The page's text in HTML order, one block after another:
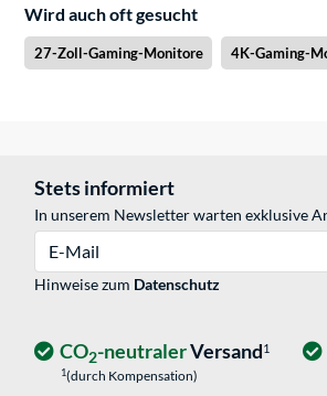
Wird auch oft gesucht
27-Zoll-Gaming-Monitore 4K-Gaming-
Stets informiert
In unserem Newsletter warten exklusive
E-Mail
Hinweise zum Datenschutz
CO2-neutralerVersand1
1(durch Kompensation)